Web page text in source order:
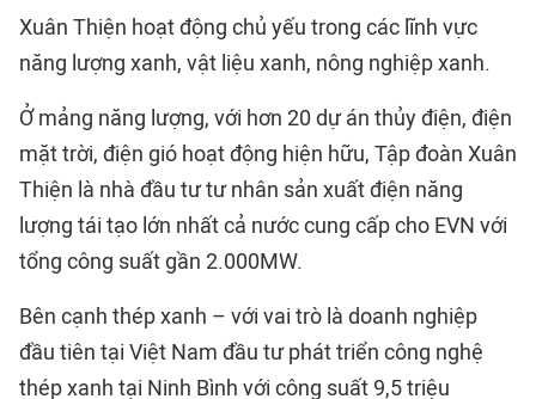
Xuân Thiện hoạt động chủ yếu trong các lĩnh vực
năng lượng xanh, vật liệu xanh, nông nghiệp xanh.
Ở mảng năng lượng, với hơn 20 dự án thủy điện, điện
mặt trời, điện gió hoạt động hiện hữu, Tập đoàn Xuân
Thiện là nhà đầu tư tư nhân sản xuất điện năng
lượng tái tạo lớn nhất cả nước cung cấp cho EVN với
tổng công suất gần 2.000MW.
Bên cạnh thép xanh – với vai trò là doanh nghiệp
đầu tiên tại Việt Nam đầu tư phát triển công nghệ
thép xanh tại Ninh Bình với công suất 9,5 triệu